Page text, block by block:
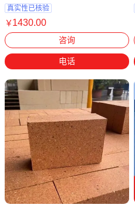
真实性已核验
￥1430.00
咨询
电话